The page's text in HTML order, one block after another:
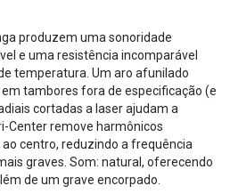
produzem uma sonoridade
e uma resistência incomparável
temperatura. Um aro afunilado
tambores fora de especificação (e
cortadas a laser ajudam a
Center remove harmônicos
centro, reduzindo a frequência
graves. Som: natural, oferecendo
de um grave encorpado.